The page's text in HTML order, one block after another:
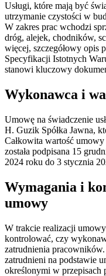
Usługi, które mają być
utrzymanie czystości w
W zakres prac wchodzi
dróg, alejek, chodników,
więcej, szczegółowy opis
Specyfikacji Istotnych
stanowi kluczowy
Wykonawca i
Umowę na świadczenie
H. Guzik Spółka Jawna,
Całkowita wartość
została podpisana 15
2024 roku do 3 stycznia
Wymagania i
umowy
W trakcie realizacji
kontrolować, czy
zatrudnienia
zatrudnieni na podstawie
określonymi w przepisach